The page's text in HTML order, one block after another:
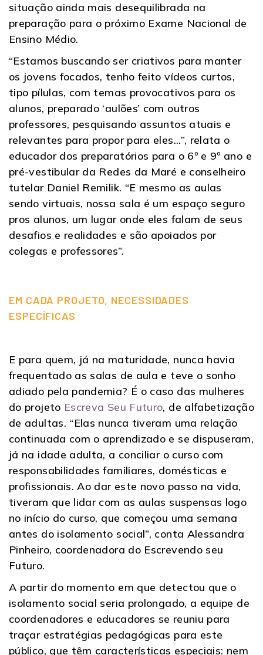
situação ainda mais desequilibrada na
preparação para o próximo Exame Nacional de
Ensino Médio.
“Estamos buscando ser criativos para manter
os jovens focados, tenho feito vídeos curtos,
tipo pílulas, com temas provocativos para os
alunos, preparado ‘aulões’ com outros
professores, pesquisando assuntos atuais e
relevantes para propor para eles...”, relata o
educador dos preparatórios para o 6º e 9º ano e
pré-vestibular da Redes da Maré e conselheiro
tutelar Daniel Remilik. “E mesmo as aulas
sendo virtuais, nossa sala é um espaço seguro
pros alunos, um lugar onde eles falam de seus
desafios e realidades e são apoiados por
colegas e professores”.
EM CADA PROJETO, NECESSIDADES
ESPECÍFICAS
E para quem, já na maturidade, nunca havia
frequentado as salas de aula e teve o sonho
adiado pela pandemia? É o caso das mulheres
do projeto Escreva Seu Futuro, de alfabetização
de adultas. “Elas nunca tiveram uma relação
continuada com o aprendizado e se dispuseram,
já na idade adulta, a conciliar o curso com
responsabilidades familiares, domésticas e
profissionais. Ao dar este novo passo na vida,
tiveram que lidar com as aulas suspensas logo
no início do curso, que começou uma semana
antes do isolamento social”, conta Alessandra
Pinheiro, coordenadora do Escrevendo seu
Futuro.
A partir do momento em que detectou que o
isolamento social seria prolongado, a equipe de
coordenadores e educadores se reuniu para
traçar estratégias pedagógicas para este
público, que têm características especiais: nem